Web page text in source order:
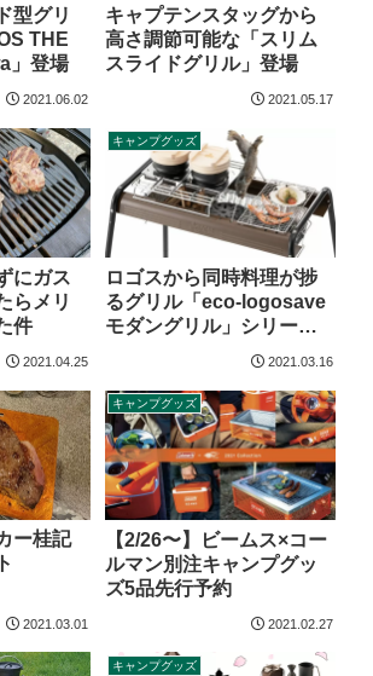
型グリ
THE
」登場
2021.06.02
キャプテンスタッグから
高さ調節可能な「スリム
スライドグリル」登場
2021.05.17
にガス
らメリ
件
2021.04.25
キャンプグッズ
ロゴスから同時料理が捗
るグリル「eco-logosave
モダングリル」シリーズ
2021.03.16
ー桂記
2021.03.01
キャンプグッズ
【2/26〜】ビームス×コー
ルマン別注キャンプグッ
ズ5品先行予約
2021.02.27
キャンプグッズ